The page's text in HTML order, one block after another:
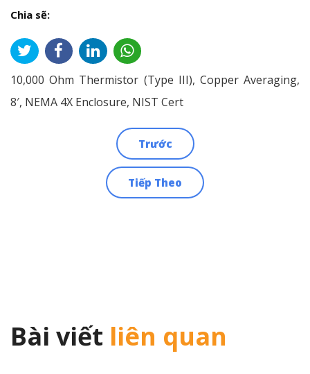
Chia sẽ:
10,000 Ohm Thermistor (Type III), Copper Averaging,
8′, NEMA 4X Enclosure, NIST Cert
Trước
Tiếp Theo
Bài viết liên quan